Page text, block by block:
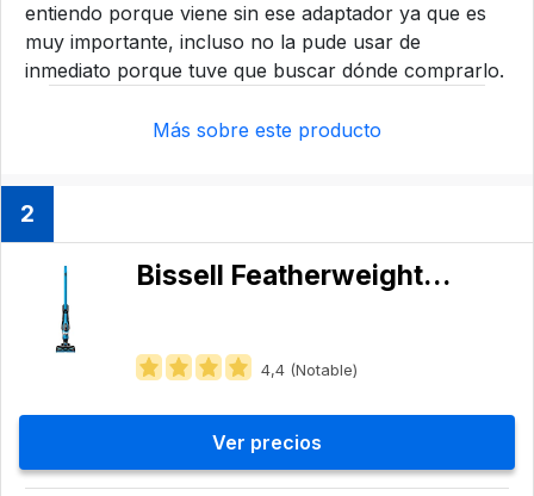
entiendo porque viene sin ese adaptador ya que es
muy importante, incluso no la pude usar de
inmediato porque tuve que buscar dónde comprarlo.
Más sobre este producto
2
Bissell Featherweight 3061
4,4 (Notable)
Ver precios